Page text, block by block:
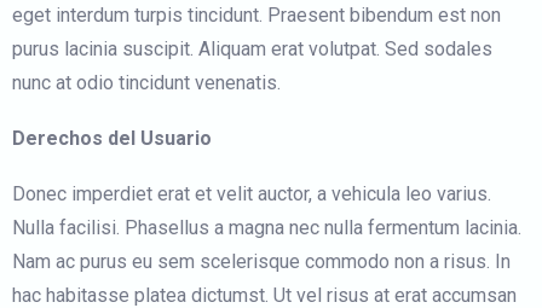
eget interdum turpis tincidunt. Praesent bibendum est non
purus lacinia suscipit. Aliquam erat volutpat. Sed sodales
nunc at odio tincidunt venenatis.
Derechos del Usuario
Donec imperdiet erat et velit auctor, a vehicula leo varius.
Nulla facilisi. Phasellus a magna nec nulla fermentum lacinia.
Nam ac purus eu sem scelerisque commodo non a risus. In
hac habitasse platea dictumst. Ut vel risus at erat accumsan